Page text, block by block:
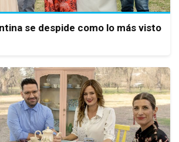
se despide como lo más visto